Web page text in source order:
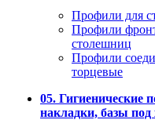
Профили для
Профили
столешниц
Профили
торцевые
05. Гигиенические
накладки, базы под